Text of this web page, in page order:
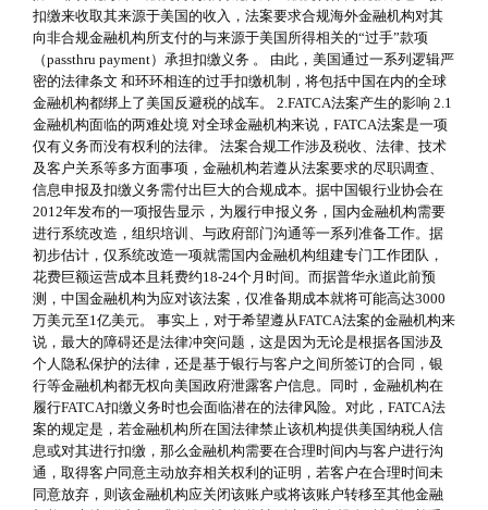
扣缴来收取其来源于美国的收入，法案要求合规海外金融机构对其
向非合规金融机构所支付的与来源于美国所得相关的“过手”款项
（passthru payment）承担扣缴义务 。 由此，美国通过一系列逻辑严
密的法律条文 和环环相连的过手扣缴机制，将包括中国在内的全球
金融机构都绑上了美国反避税的战车。 2.FATCA法案产生的影响 2.1
金融机构面临的两难处境 对全球金融机构来说，FATCA法案是一项
仅有义务而没有权利的法律。 法案合规工作涉及税收、法律、技术
及客户关系等多方面事项，金融机构若遵从法案要求的尽职调查、
信息申报及扣缴义务需付出巨大的合规成本。据中国银行业协会在
2012年发布的一项报告显示，为履行申报义务，国内金融机构需要
进行系统改造，组织培训、与政府部门沟通等一系列准备工作。据
初步估计，仅系统改造一项就需国内金融机构组建专门工作团队，
花费巨额运营成本且耗费约18-24个月时间。而据普华永道此前预
测，中国金融机构为应对该法案，仅准备期成本就将可能高达3000
万美元至1亿美元。 事实上，对于希望遵从FATCA法案的金融机构来
说，最大的障碍还是法律冲突问题，这是因为无论是根据各国涉及
个人隐私保护的法律，还是基于银行与客户之间所签订的合同，银
行等金融机构都无权向美国政府泄露客户信息。同时，金融机构在
履行FATCA扣缴义务时也会面临潜在的法律风险。对此，FATCA法
案的规定是，若金融机构所在国法律禁止该机构提供美国纳税人信
息或对其进行扣缴，那么金融机构需要在合理时间内与客户进行沟
通，取得客户同意主动放弃相关权利的证明，若客户在合理时间未
同意放弃，则该金融机构应关闭该账户或将该账户转移至其他金融